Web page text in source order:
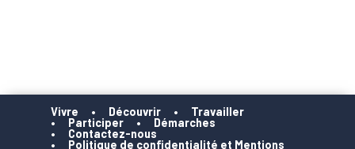
Vivre Découvrir
Travailler
Participer
Démarches
Contactez-nous
Politique de confidentialité et Mentions